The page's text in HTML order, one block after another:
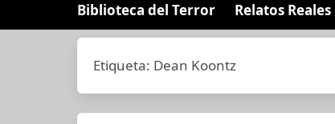
Biblioteca del Terror Relatos Reales
Etiqueta: Dean Koontz